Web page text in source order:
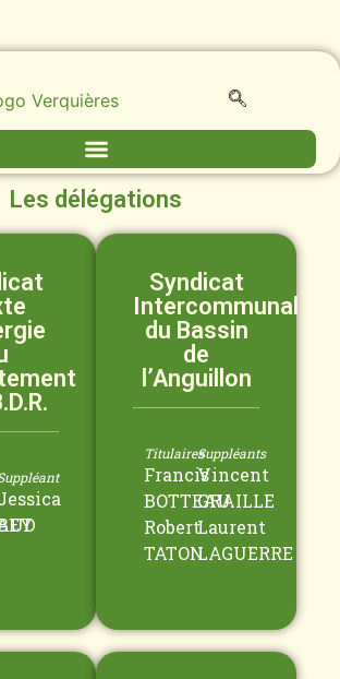
Les délégations
Syndicat
Intercommunal
du Bassin
de
l’Anguillon
Titulaires
Francis
BOTTEAU
Robert
TATON
Suppléants
Vincent
GRAILLE
Laurent
LAGUERRE